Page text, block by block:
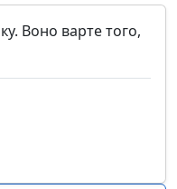
Воно варте того,